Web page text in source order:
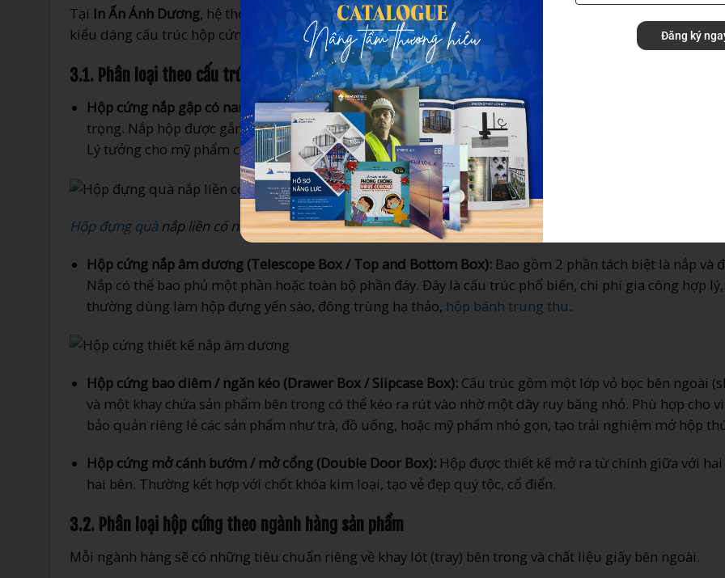
Tại In Ấn Ánh Dương, hệ thống máy móc bế dán tự động và bán tự động của chúng tôi có thể đáp ứng mọi
kiểu dáng cấu trúc hộp cứng phức tạp nhất trên thị trường hiện nay.
3.1. Phân loại theo cấu trúc thiết kế đóng mở
Hộp cứng nắp gập có nam châm (Magnetic Rigid Box):Đây là loại hộp mang tính biểu tượng của sự
trọng. Nắp hộp được gắn nam châm ngầm bên trong, khi đóng lại sẽ tạo ra tiếng “tạch” êm tai và chắc
Lý tưởng cho mỹ phẩm cao cấp, hộp quà Tết, đồ trang sức.
Hộp đựng quànắp liền có nam châm
Hộp cứng nắp âm dương (Telescope Box / Top and Bottom Box):Bao gồm 2 phần tách biệt là nắp và
Nắp có thể bao phủ một phần hoặc toàn bộ phần đáy. Đây là cấu trúc phổ biến, chi phí gia công hợp lý,
thường dùng làm hộp đựng yến sào, đông trùng hạ thảo, hộp bánh trung thu.
Hộp cứng bao diêm / ngăn kéo (Drawer Box / Slipcase Box):Cấu trúc gồm một lớp vỏ bọc bên ngoài
và một khay chứa sản phẩm bên trong có thể kéo ra rút vào nhờ một dây ruy băng nhỏ. Phù hợp cho
bảo quản riêng lẻ các sản phẩm như trà, đồ uống, hoặc mỹ phẩm nhỏ gọn, tạo trải nghiệm mở hộp
Hộp cứng mở cánh bướm / mở cổng (Double Door Box):Hộp được thiết kế mở ra từ chính giữa với hai
hai bên. Thường kết hợp với chốt khóa kim loại, tạo vẻ đẹp quý tộc, cổ điển.
3.2. Phân loại hộp cứng theo ngành hàng sản phẩm
Mỗi ngành hàng sẽ có những tiêu chuẩn riêng về khay lót (tray) bên trong và chất liệu giấy bên ngoài.
Đăng ký